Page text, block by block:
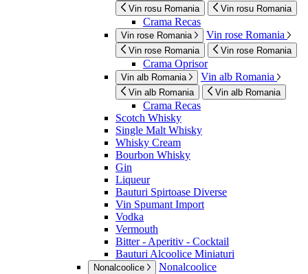
Vin rosu Romania Vin rosu Romania
Crama Recas
Vin rose Romania Vin rose Romania
Vin rose Romania Vin rose Romania
Crama Oprisor
Vin alb Romania Vin alb Romania
Vin alb Romania Vin alb Romania
Crama Recas
Scotch Whisky
Single Malt Whisky
Whisky Cream
Bourbon Whisky
Gin
Liqueur
Bauturi Spirtoase Diverse
Vin Spumant Import
Vodka
Vermouth
Bitter - Aperitiv - Cocktail
Bauturi Alcoolice Miniaturi
Nonalcoolice Nonalcoolice